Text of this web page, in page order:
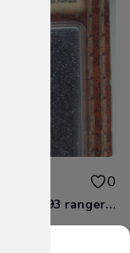
0
D&D - WOC 40093 ranger human female Miniature - Donjons Dragons